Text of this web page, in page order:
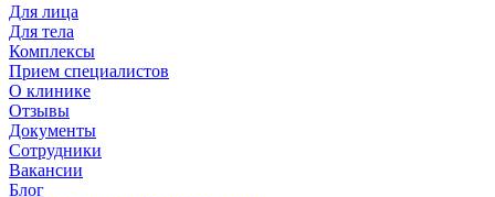
Для лица
Для тела
Комплексы
Прием специалистов
О клинике
Отзывы
Документы
Сотрудники
Вакансии
Блог